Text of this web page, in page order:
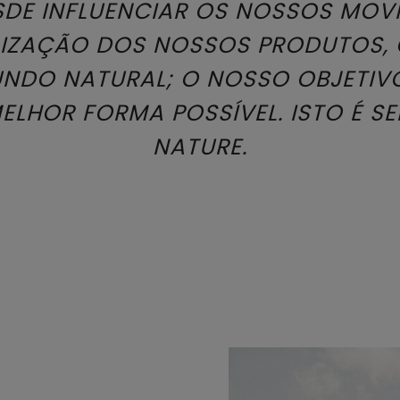
INFLUENCIAR OS NOSSOS
DOS NOSSOS PRODUTOS,
NATURAL; O NOSSO
FORMA POSSÍVEL. ISTO É
NATURE.